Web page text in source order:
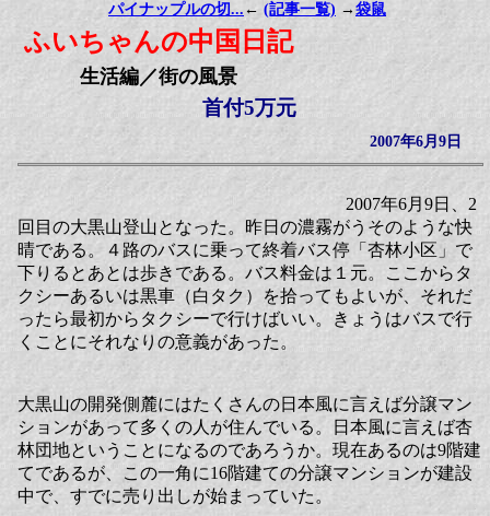
パイナップルの切... ← (記事一覧) → 袋鼠
ふいちゃんの中国日記
生活編／街の風景
首付5万元
2007年6月9日
2007年6月9日、2
回目の大黒山登山となった。昨日の濃霧がうそのような快
晴である。４路のバスに乗って終着バス停「杏林小区」で
下りるとあとは歩きである。バス料金は１元。ここからタ
クシーあるいは黒車（白タク）を拾ってもよいが、それだ
ったら最初からタクシーで行けばいい。きょうはバスで行
くことにそれなりの意義があった。
大黒山の開発側麓にはたくさんの日本風に言えば分譲マン
ションがあって多くの人が住んでいる。日本風に言えば杏
林団地ということになるのであろうか。現在あるのは9階建
てであるが、この一角に16階建ての分譲マンションが建設
中で、すでに売り出しが始まっていた。